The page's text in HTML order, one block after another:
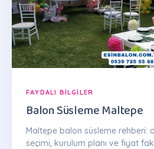
FAYDALI BILGILER
Balon Süsleme Maltepe
Maltepe balon süsleme rehberi:
seçimi, kurulum planı ve fiyat